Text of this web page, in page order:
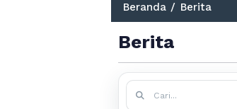
Beranda / Berita
Berita